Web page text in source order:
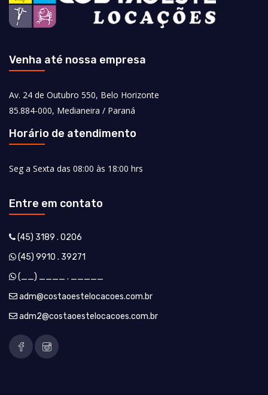
Venha até nossa empresa
Av. 24 de Outubro 550, Belo Horizonte
85.884-000, Medianeira / Paraná
Horário de atendimento
Seg a Sexta das 08:00 às 18:00 hrs
Entre em contato
(45) 3189 . 0206
(45) 9910 . 39271
(__) ____ . _____
adm@costaoestelocacoes.com.br
adm2@costaoestelocacoes.com.br